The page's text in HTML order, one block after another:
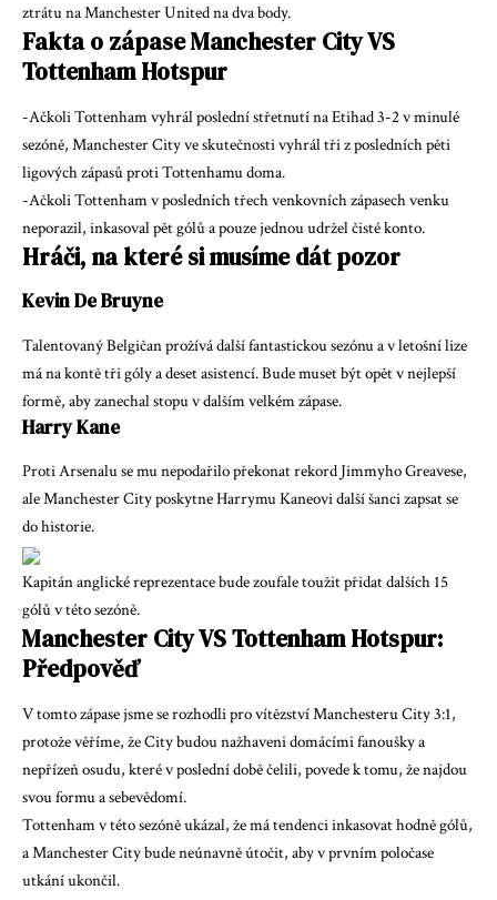
ztrátu na Manchester United na dva body.
Fakta o zápase Manchester City VS
Tottenham Hotspur
-Ačkoli Tottenham vyhrál poslední střetnutí na Etihad 3-2 v minulé
sezóně, Manchester City ve skutečnosti vyhrál tři z posledních pěti
ligových zápasů proti Tottenhamu doma.
-Ačkoli Tottenham v posledních třech venkovních zápasech venku
neporazil, inkasoval pět gólů a pouze jednou udržel čisté konto.
Hráči, na které si musíme dát pozor
Kevin De Bruyne
Talentovaný Belgičan prožívá další fantastickou sezónu a v letošní lize
má na kontě tři góly a deset asistencí. Bude muset být opět v nejlepší
formě, aby zanechal stopu v dalším velkém zápase.
Harry Kane
Proti Arsenalu se mu nepodařilo překonat rekord Jimmyho Greavese,
ale Manchester City poskytne Harrymu Kaneovi další šanci zapsat se
do historie.
Kapitán anglické reprezentace bude zoufale toužit přidat dalších 15
gólů v této sezóně.
Manchester City VS Tottenham Hotspur:
Předpověď
V tomto zápase jsme se rozhodli pro vítězství Manchesteru City 3:1,
protože věříme, že City budou nažhaveni domácími fanoušky a
nepřízeň osudu, které v poslední době čelili, povede k tomu, že najdou
svou formu a sebevědomí.
Tottenham v této sezóně ukázal, že má tendenci inkasovat hodně gólů,
a Manchester City bude neúnavně útočit, aby v prvním poločase
utkání ukončil.